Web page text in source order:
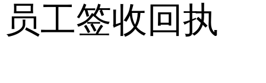
员工签收回执